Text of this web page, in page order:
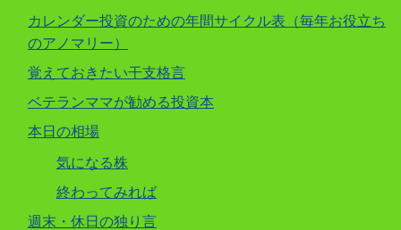
カレンダー投資のための年間サイクル表（毎年お役立ち
のアノマリー）
覚えておきたい干支格言
ベテランママが勧める投資本
本日の相場
気になる株
終わってみれば
週末・休日の独り言